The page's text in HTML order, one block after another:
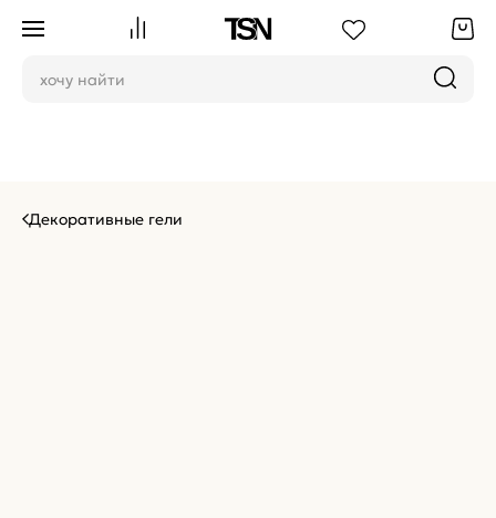
Декоративные гели